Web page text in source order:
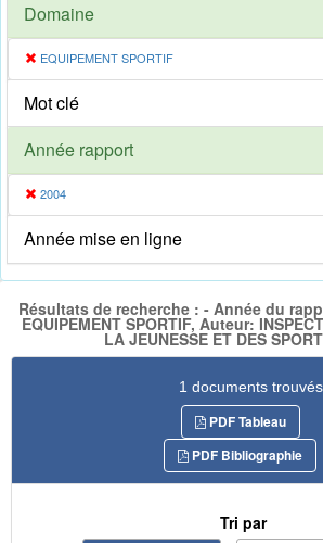
Domaine
EQUIPEMENT SPORTIF
Mot clé
Année rapport
2004
Année mise en ligne
Résultats de recherche : - Année du
EQUIPEMENT SPORTIF, Auteur:
LA JEUNESSE ET DES
1 documents trouvés
PDF Tableau
PDF Bibliographie
Tri par